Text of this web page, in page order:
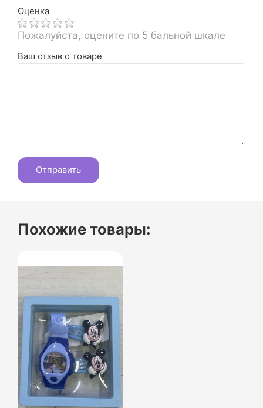
Оценка
Пожалуйста, оцените по 5 бальной шкале
Ваш отзыв о товаре
Похожие товары: